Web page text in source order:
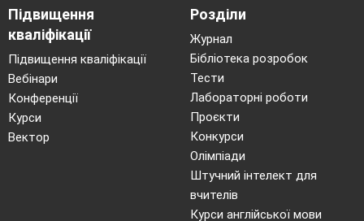
Підвищення
кваліфікації
Підвищення кваліфікації
Вебінари
Конференції
Курси
Вектор
Розділи
Журнал
Бібліотека розробок
Тести
Лабораторні роботи
Проєкти
Конкурси
Олімпіади
Штучний інтелект для
вчителів
Курси англійської мови